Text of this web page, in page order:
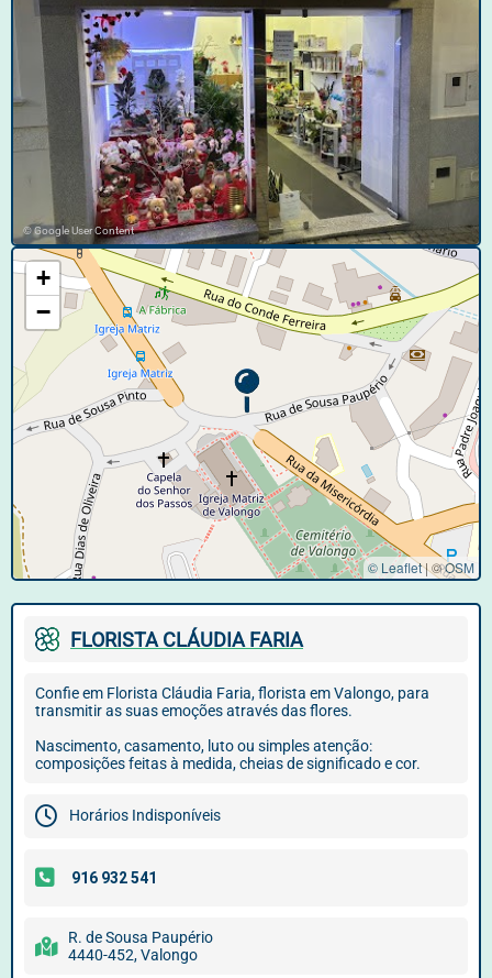
© Google User Content
+
−
© Leaflet|©OSM
FLORISTA CLÁUDIA FARIA
Confie em Florista Cláudia Faria, florista em Valongo, para
transmitir as suas emoções através das flores.
Nascimento, casamento, luto ou simples atenção:
composições feitas à medida, cheias de significado e cor.
Horários Indisponíveis
R. de Sousa Paupério
4440-452, Valongo